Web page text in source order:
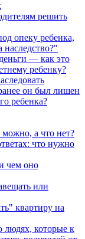
решить
опеку ребенка,
наследство?"
— как это
ребенку?
он был лишен
ребенка?
а что нет?
что нужно
чем оно
или
квартиру на
людях, которые к